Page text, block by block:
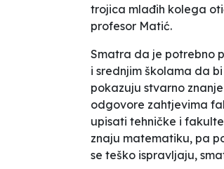
trojica mlađih kolega
profesor Matić.
Smatra da je potrebno
i srednjim školama da
pokazuju stvarno
odgovore zahtjevima
upisati tehničke i
znaju matematiku, pa
se teško ispravljaju,